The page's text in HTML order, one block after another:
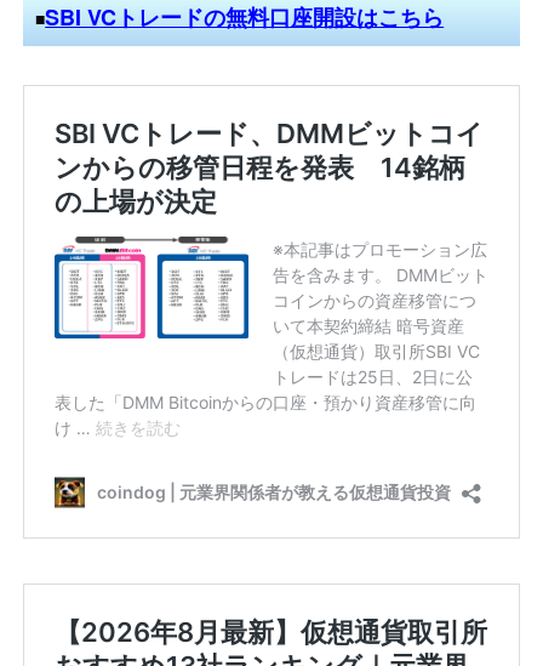
■SBI VCトレードの無料口座開設はこちら